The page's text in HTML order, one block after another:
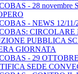
- 28 novembre
- NEWS 12/11/
CIRCOLARE
PUBBLICA
GIORNATA
- 29
SEDE